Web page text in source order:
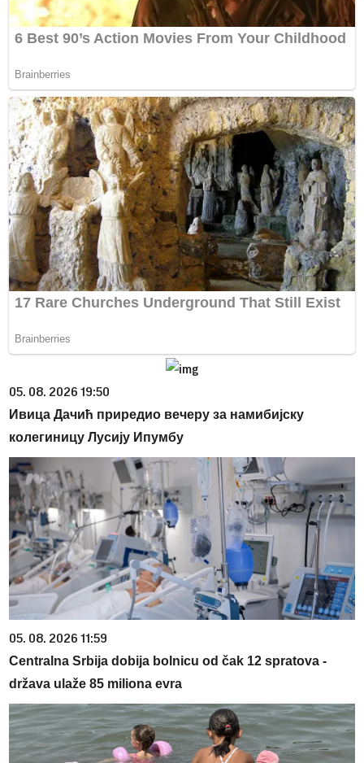
05. 08. 2026 19:50
Ивица Дачић приредио вечеру за намибијску
колегиницу Лусију Ипумбу
05. 08. 2026 11:59
Centralna Srbija dobija bolnicu od čak 12 spratova -
država ulaže 85 miliona evra